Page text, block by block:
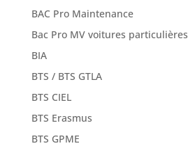
BAC Pro Maintenance
Bac Pro MV voitures particulières
BIA
BTS / BTS GTLA
BTS CIEL
BTS Erasmus
BTS GPME